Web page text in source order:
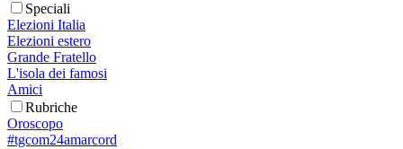
Speciali
Elezioni Italia
Elezioni estero
Grande Fratello
L'isola dei famosi
Amici
Rubriche
Oroscopo
#tgcom24amarcord